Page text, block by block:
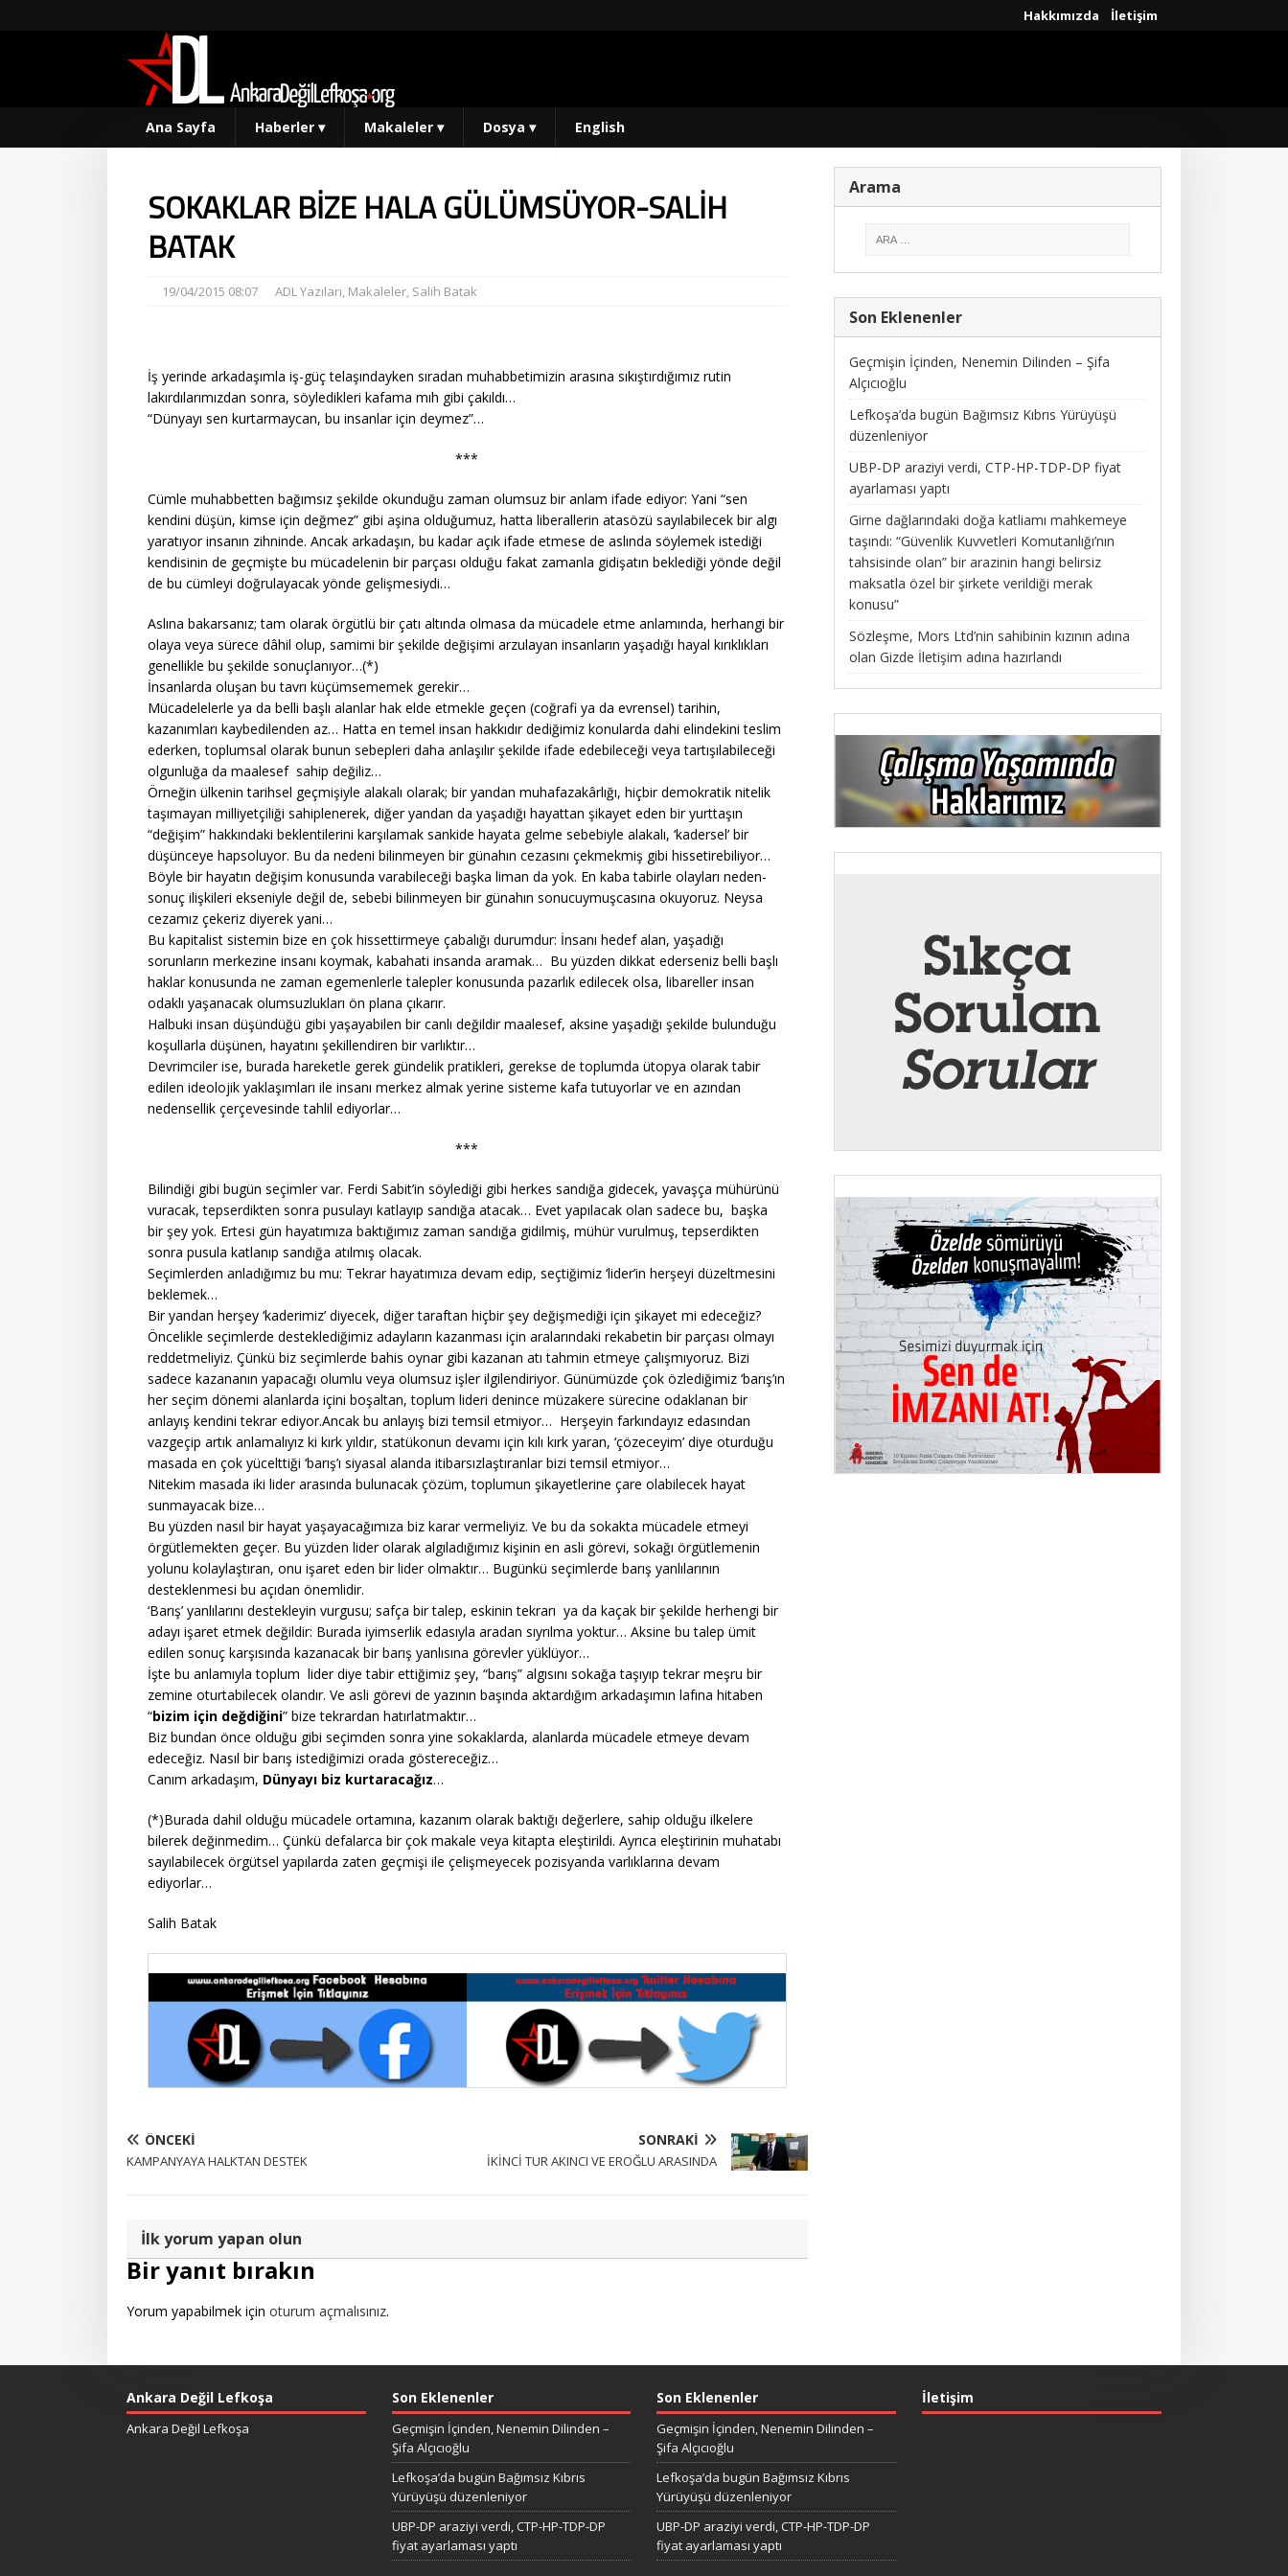
Hakkımızda İletişim
Ana Sayfa Haberler ▾ Makaleler ▾ Dosya ▾ English
SOKAKLAR BİZE HALA GÜLÜMSÜYOR-SALİH
BATAK
19/04/2015 08:07 ADL Yazıları, Makaleler, Salih Batak
İş yerinde arkadaşımla iş-güç telaşındayken sıradan muhabbetimizin arasına sıkıştırdığımız rutin
lakırdılarımızdan sonra, söyledikleri kafama mıh gibi çakıldı…
“Dünyayı sen kurtarmaycan, bu insanlar için deymez”…
***
Cümle muhabbetten bağımsız şekilde okunduğu zaman olumsuz bir anlam ifade ediyor: Yani “sen
kendini düşün, kimse için değmez” gibi aşina olduğumuz, hatta liberallerin atasözü sayılabilecek bir algı
yaratıyor insanın zihninde. Ancak arkadaşın, bu kadar açık ifade etmese de aslında söylemek istediği
kendisinin de geçmişte bu mücadelenin bir parçası olduğu fakat zamanla gidişatın beklediği yönde değil
de bu cümleyi doğrulayacak yönde gelişmesiydi…
Aslına bakarsanız; tam olarak örgütlü bir çatı altında olmasa da mücadele etme anlamında, herhangi bir
olaya veya sürece dâhil olup, samimi bir şekilde değişimi arzulayan insanların yaşadığı hayal kırıklıkları
genellikle bu şekilde sonuçlanıyor…(*)
İnsanlarda oluşan bu tavrı küçümsememek gerekir…
Mücadelelerle ya da belli başlı alanlar hak elde etmekle geçen (coğrafi ya da evrensel) tarihin,
kazanımları kaybedilenden az… Hatta en temel insan hakkıdır dediğimiz konularda dahi elindekini teslim
ederken, toplumsal olarak bunun sebepleri daha anlaşılır şekilde ifade edebileceği veya tartışılabileceği
olgunluğa da maalesef sahip değiliz…
Örneğin ülkenin tarihsel geçmişiyle alakalı olarak; bir yandan muhafazakârlığı, hiçbir demokratik nitelik
taşımayan milliyetçiliği sahiplenerek, diğer yandan da yaşadığı hayattan şikayet eden bir yurttaşın
“değişim” hakkındaki beklentilerini karşılamak sankide hayata gelme sebebiyle alakalı, ‘kadersel’ bir
düşünceye hapsoluyor. Bu da nedeni bilinmeyen bir günahın cezasını çekmekmiş gibi hissetirebiliyor…
Böyle bir hayatın değişim konusunda varabileceği başka liman da yok. En kaba tabirle olayları neden-
sonuç ilişkileri ekseniyle değil de, sebebi bilinmeyen bir günahın sonucuymuşcasına okuyoruz. Neysa
cezamız çekeriz diyerek yani…
Bu kapitalist sistemin bize en çok hissettirmeye çabalığı durumdur: İnsanı hedef alan, yaşadığı
sorunların merkezine insanı koymak, kabahati insanda aramak… Bu yüzden dikkat ederseniz belli başlı
haklar konusunda ne zaman egemenlerle talepler konusunda pazarlık edilecek olsa, libareller insan
odaklı yaşanacak olumsuzlukları ön plana çıkarır.
Halbuki insan düşündüğü gibi yaşayabilen bir canlı değildir maalesef, aksine yaşadığı şekilde bulunduğu
koşullarla düşünen, hayatını şekillendiren bir varlıktır…
Devrimciler ise, burada hareketle gerek gündelik pratikleri, gerekse de toplumda ütopya olarak tabir
edilen ideolojik yaklaşımları ile insanı merkez almak yerine sisteme kafa tutuyorlar ve en azından
nedensellik çerçevesinde tahlil ediyorlar…
***
Bilindiği gibi bugün seçimler var. Ferdi Sabit’in söylediği gibi herkes sandığa gidecek, yavaşça mühürünü
vuracak, tepserdikten sonra pusulayı katlayıp sandığa atacak… Evet yapılacak olan sadece bu, başka
bir şey yok. Ertesi gün hayatımıza baktığımız zaman sandığa gidilmiş, mühür vurulmuş, tepserdikten
sonra pusula katlanıp sandığa atılmış olacak.
Seçimlerden anladığımız bu mu: Tekrar hayatımıza devam edip, seçtiğimiz ‘lider’in herşeyi düzeltmesini
beklemek…
Bir yandan herşey ‘kaderimiz’ diyecek, diğer taraftan hiçbir şey değişmediği için şikayet mi edeceğiz?
Öncelikle seçimlerde desteklediğimiz adayların kazanması için aralarındaki rekabetin bir parçası olmayı
reddetmeliyiz. Çünkü biz seçimlerde bahis oynar gibi kazanan atı tahmin etmeye çalışmıyoruz. Bizi
sadece kazananın yapacağı olumlu veya olumsuz işler ilgilendiriyor. Günümüzde çok özlediğimiz ‘barış’ın
her seçim dönemi alanlarda içini boşaltan, toplum lideri denince müzakere sürecine odaklanan bir
anlayış kendini tekrar ediyor.Ancak bu anlayış bizi temsil etmiyor… Herşeyin farkındayız edasından
vazgeçip artık anlamalıyız ki kırk yıldır, statükonun devamı için kılı kırk yaran, ‘çözeceyim’ diye oturduğu
masada en çok yücelttiği ‘barış’ı siyasal alanda itibarsızlaştıranlar bizi temsil etmiyor…
Nitekim masada iki lider arasında bulunacak çözüm, toplumun şikayetlerine çare olabilecek hayat
sunmayacak bize…
Bu yüzden nasıl bir hayat yaşayacağımıza biz karar vermeliyiz. Ve bu da sokakta mücadele etmeyi
örgütlemekten geçer. Bu yüzden lider olarak algıladığımız kişinin en asli görevi, sokağı örgütlemenin
yolunu kolaylaştıran, onu işaret eden bir lider olmaktır… Bugünkü seçimlerde barış yanlılarının
desteklenmesi bu açıdan önemlidir.
‘Barış’ yanlılarını destekleyin vurgusu; safça bir talep, eskinin tekrarı ya da kaçak bir şekilde herhengi bir
adayı işaret etmek değildir: Burada iyimserlik edasıyla aradan sıyrılma yoktur… Aksine bu talep ümit
edilen sonuç karşısında kazanacak bir barış yanlısına görevler yüklüyor…
İşte bu anlamıyla toplum lider diye tabir ettiğimiz şey, “barış” algısını sokağa taşıyıp tekrar meşru bir
zemine oturtabilecek olandır. Ve asli görevi de yazının başında aktardığım arkadaşımın lafına hitaben
“bizim için değdiğini” bize tekrardan hatırlatmaktır…
Biz bundan önce olduğu gibi seçimden sonra yine sokaklarda, alanlarda mücadele etmeye devam
edeceğiz. Nasıl bir barış istediğimizi orada göstereceğiz…
Canım arkadaşım, Dünyayı biz kurtaracağız…
(*)Burada dahil olduğu mücadele ortamına, kazanım olarak baktığı değerlere, sahip olduğu ilkelere
bilerek değinmedim… Çünkü defalarca bir çok makale veya kitapta eleştirildi. Ayrıca eleştirinin muhatabı
sayılabilecek örgütsel yapılarda zaten geçmişi ile çelişmeyecek pozisyanda varlıklarına devam
ediyorlar…
Salih Batak
ÖNCEKI
KAMPANYAYA HALKTAN DESTEK
SONRAKI
İKİNCİ TUR AKINCI VE EROĞLU ARASINDA
İlk yorum yapan olun
Bir yanıt bırakın
Yorum yapabilmek için oturum açmalısınız.
Arama
Son Eklenenler
Geçmişin İçinden, Nenemin Dilinden – Şifa
Alçıcıoğlu
Lefkoşa’da bugün Bağımsız Kıbrıs Yürüyüşü
düzenleniyor
UBP-DP araziyi verdi, CTP-HP-TDP-DP fiyat
ayarlaması yaptı
Girne dağlarındaki doğa katliamı mahkemeye
taşındı: “Güvenlik Kuvvetleri Komutanlığı’nın
tahsisinde olan” bir arazinin hangi belirsiz
maksatla özel bir şirkete verildiği merak
konusu”
Sözleşme, Mors Ltd’nin sahibinin kızının adına
olan Gizde İletişim adına hazırlandı
Ankara Değil Lefkoşa
Ankara Değil Lefkoşa
Son Eklenenler
Geçmişin İçinden, Nenemin Dilinden –
Şifa Alçıcıoğlu
Lefkoşa’da bugün Bağımsız Kıbrıs
Yürüyüşü düzenleniyor
UBP-DP araziyi verdi, CTP-HP-TDP-DP
fiyat ayarlaması yaptı
Son Eklenenler
Geçmişin İçinden, Nenemin Dilinden –
Şifa Alçıcıoğlu
Lefkoşa’da bugün Bağımsız Kıbrıs
Yürüyüşü düzenleniyor
UBP-DP araziyi verdi, CTP-HP-TDP-DP
fiyat ayarlaması yaptı
İletişim